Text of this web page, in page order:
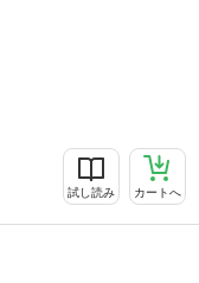
試し読み カートへ